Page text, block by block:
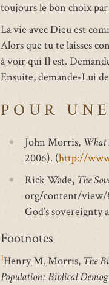
toujours le bon choix
La vie avec Dieu est
Alors que tu te laisses
à voir qui Il est.
Ensuite, demande-Lui
POUR
John Morris, What
2006). (http://
Rick Wade, The
org/content/view/
God’s sovereignty
Footnotes
1Henry M. Morris, The
Population: Biblical